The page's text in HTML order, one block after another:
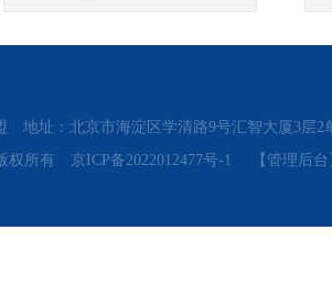
地址：北京市海淀区学清路9号汇智大厦3层
权所有 京ICP备2022012477号-1 【管理后